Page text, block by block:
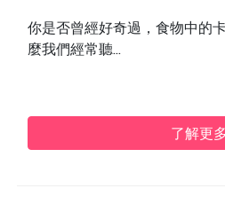
你是否曾經好奇過，食物中的
麼我們經常聽...
了解更